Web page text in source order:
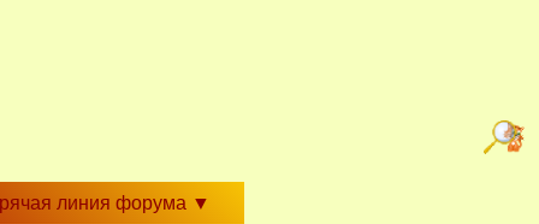
линия форума ▼